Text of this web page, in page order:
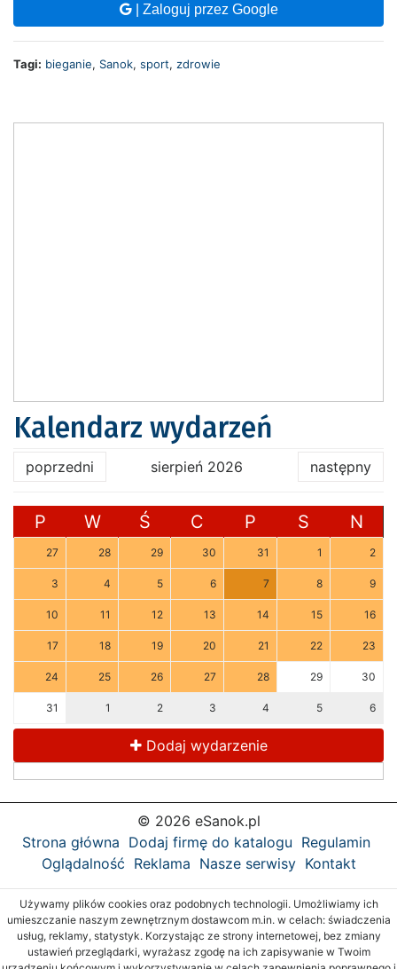
| Zaloguj przez Google
Tagi: bieganie, Sanok, sport, zdrowie
Kalendarz wydarzeń
poprzedni sierpień 2026 następny
P W Ś C P S N
27 28 29 30 31 1 2
3 4 5 6 7 8 9
10 11 12 13 14 15 16
17 18 19 20 21 22 23
24 25 26 27 28 29 30
31 1 2 3 4 5 6
Dodaj wydarzenie
© 2026 eSanok.pl
Strona główna Dodaj firmę do katalogu Regulamin
Oglądalność Reklama Nasze serwisy Kontakt
Używamy plików cookies oraz podobnych technologii. Umożliwiamy ich
umieszczanie naszym zewnętrznym dostawcom m.in. w celach: świadczenia
usług, reklamy, statystyk. Korzystając ze strony internetowej, bez zmiany
ustawień przeglądarki, wyrażasz zgodę na ich zapisywanie w Twoim